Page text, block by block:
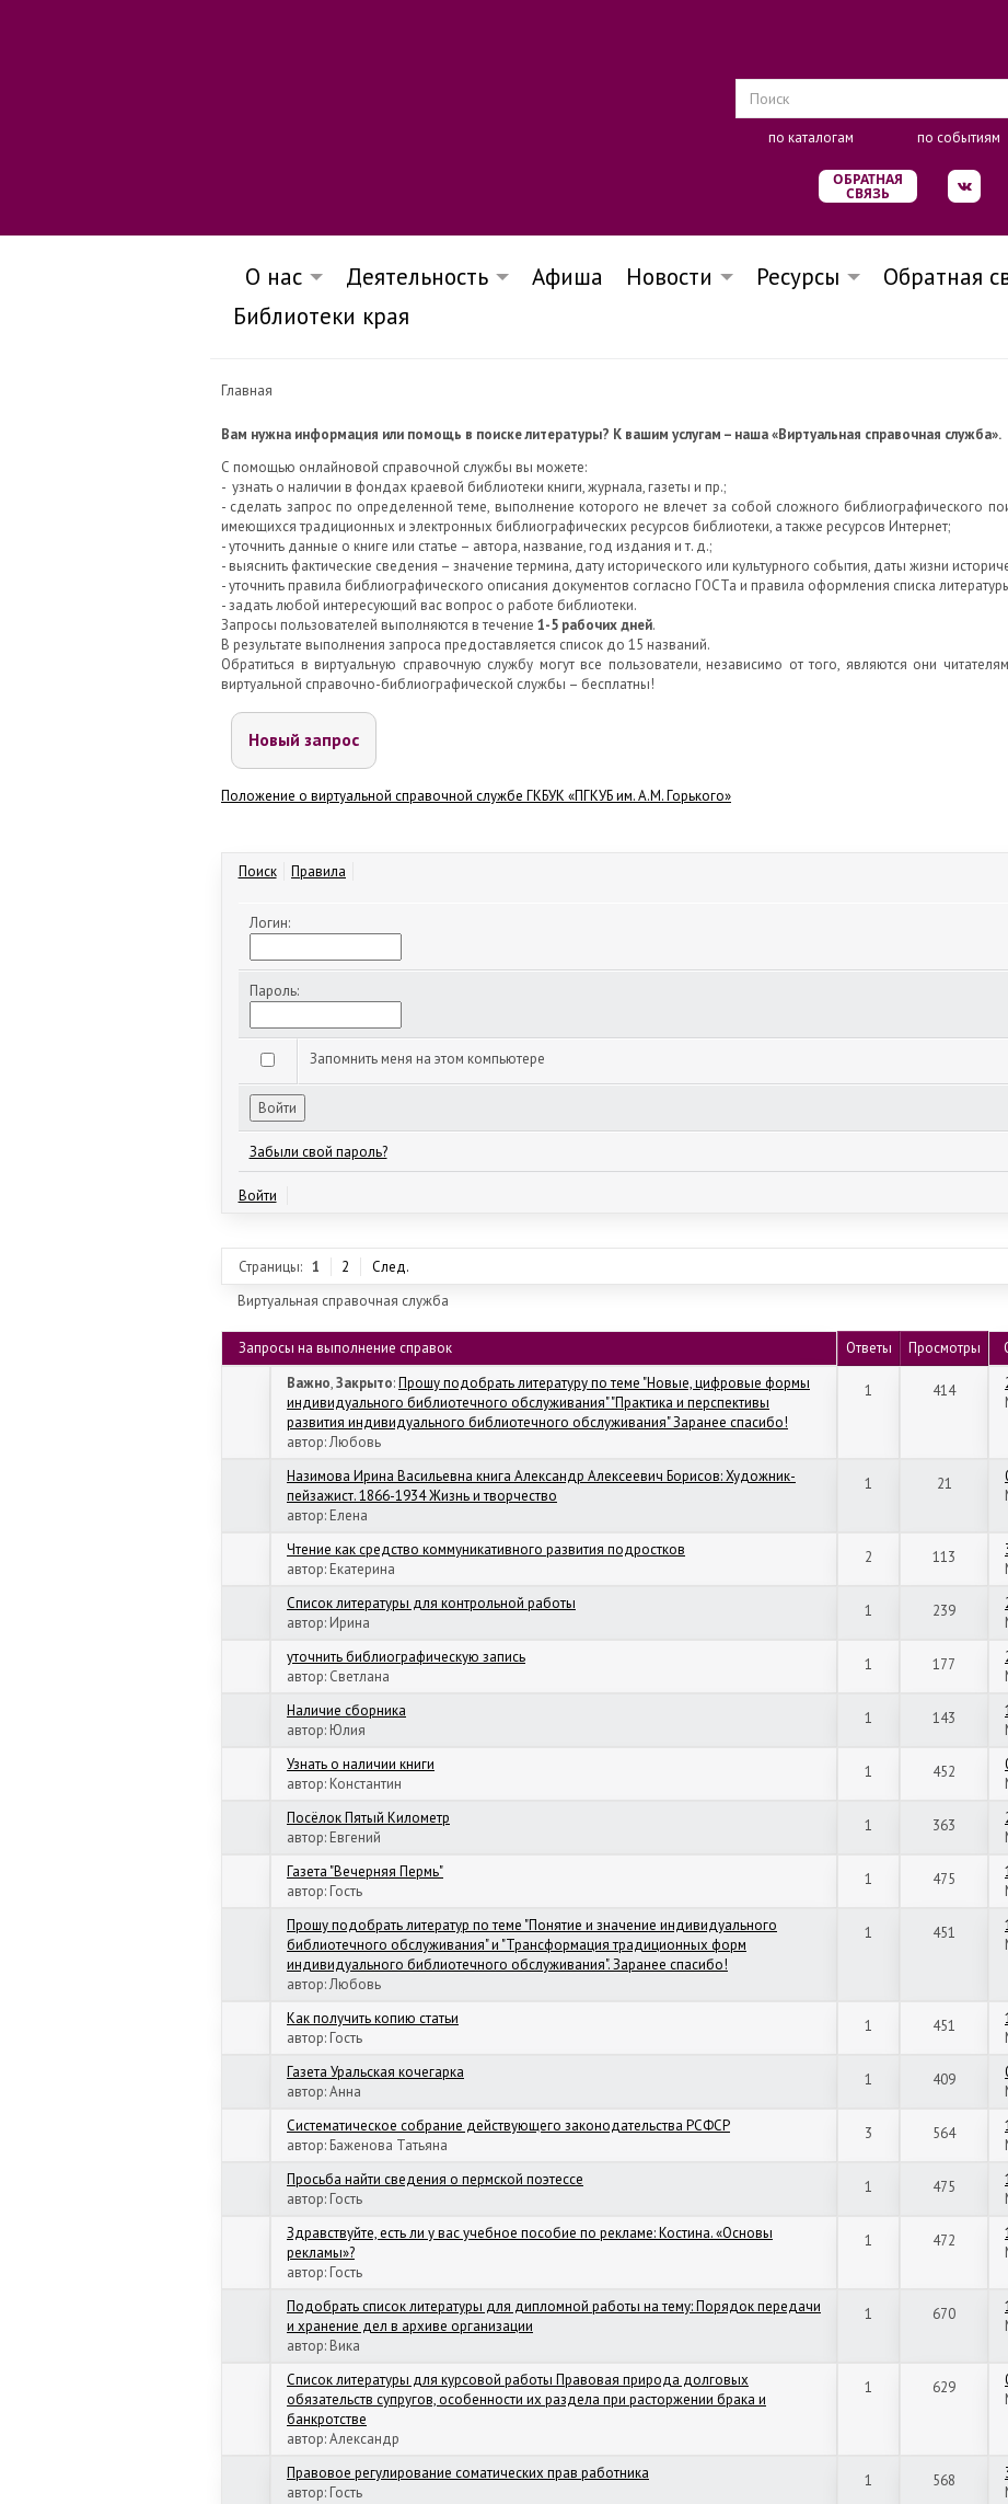
по каталогам по событиям
ОБРАТНАЯ
СВЯЗЬ
О нас Деятельность Афиша Новости Ресурсы
Обратная
Библиотеки края
Главная
Вам нужна информация или помощь в поиске литературы? К вашим услугам – наша «Виртуальная справочная служба».
С помощью онлайновой справочной службы вы можете:
- узнать о наличии в фондах краевой библиотеки книги, журнала, газеты и пр.;
- сделать запрос по определенной теме, выполнение которого не влечет за собой сложного библиографического
имеющихся традиционных и электронных библиографических ресурсов библиотеки, а также ресурсов Интернет;
- уточнить данные о книге или статье – автора, название, год издания и т. д.;
- выяснить фактические сведения – значение термина, дату исторического или культурного события, даты жизни
- уточнить правила библиографического описания документов согласно ГОСТа и правила оформления списка
- задать любой интересующий вас вопрос о работе библиотеки.
Запросы пользователей выполняются в течение 1-5 рабочих дней.
В результате выполнения запроса предоставляется список до 15 названий.
Обратиться в виртуальную справочную службу могут все пользователи, независимо от того, являются они
виртуальной справочно-библиографической службы – бесплатны!
Новый запрос
Положение о виртуальной справочной службе ГКБУК «ПГКУБ им. А.М. Горького»
Поиск
Правила
Логин:
Пароль:
Запомнить меня на этом компьютере
Забыли свой пароль?
Войти
Страницы: 1 2 След.
Виртуальная справочная служба
Запросы на выполнение справок Ответы Просмотры
Важно,Закрыто:Прошу подобрать литературу по теме "Новые, цифровые формы
индивидуального библиотечного обслуживания" "Практика и перспективы
развития индивидуального библиотечного обслуживания" Заранее спасибо!
автор:Любовь
1 414
Назимова Ирина Васильевна книга Александр Алексеевич Борисов: Художник-
пейзажист. 1866-1934 Жизнь и творчество
автор: Елена
1 21
Чтение как средство коммуникативного развития подростков
автор: Екатерина
2 113
Список литературы для контрольной работы
автор: Ирина
1 239
уточнить библиографическую запись
автор: Светлана
1 177
Наличие сборника
автор: Юлия
1 143
Узнать о наличии книги
автор: Константин
1 452
Посёлок Пятый Километр
автор: Евгений
1 363
Газета "Вечерняя Пермь"
автор: Гость
1 475
Прошу подобрать литератур по теме "Понятие и значение индивидуального
библиотечного обслуживания" и "Трансформация традиционных форм
индивидуального библиотечного обслуживания". Заранее спасибо!
автор:Любовь
1 451
Как получить копию статьи
автор: Гость
1 451
Газета Уральская кочегарка
автор:Анна
1 409
Систематическое собрание действующего законодательства РСФСР
автор: Баженова Татьяна
3 564
Просьба найти сведения о пермской поэтессе
автор: Гость
1 475
Здравствуйте, есть ли у вас учебное пособие по рекламе: Костина. «Основы
рекламы»?
автор: Гость
1 472
Подобрать список литературы для дипломной работы на тему: Порядок передачи
и хранение дел в архиве организации
автор: Вика
1 670
Список литературы для курсовой работы Правовая природа долговых
обязательств супругов, особенности их раздела при расторжении брака и
банкротстве
автор:Александр
1 629
Правовое регулирование соматических прав работника
автор: Гость
1 568